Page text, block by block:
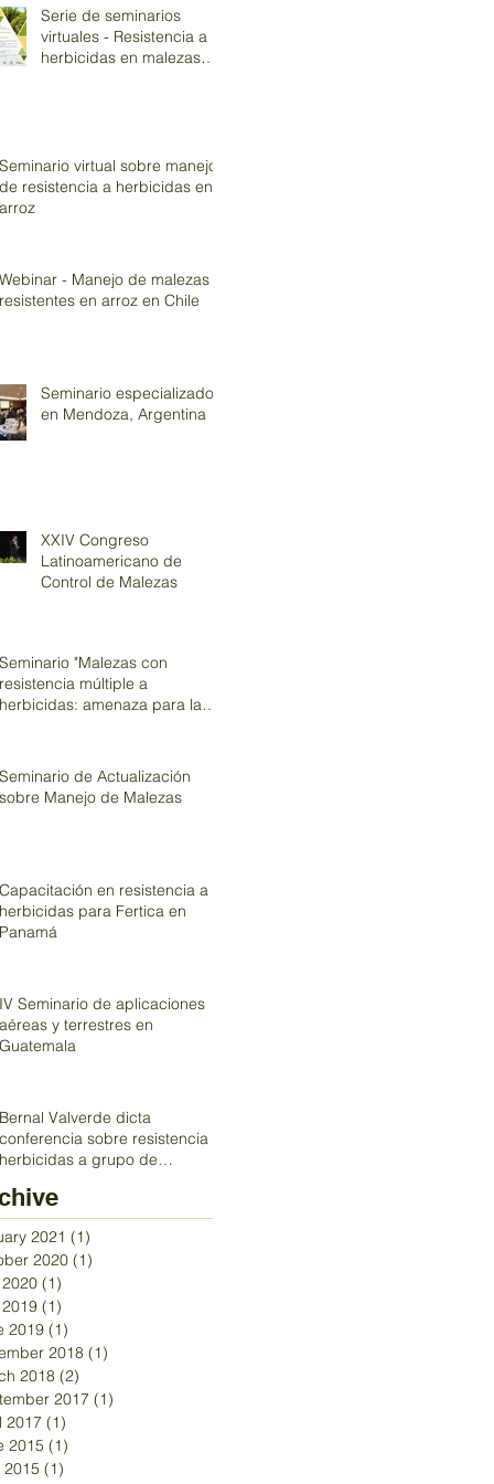
Serie de seminarios
virtuales - Resistencia a
herbicidas en malezas
Seminario virtual sobre manejo
de resistencia a herbicidas en
arroz
Webinar - Manejo de malezas
resistentes en arroz en Chile
Seminario especializado
en Mendoza, Argentina
XXIV Congreso
Latinoamericano de
Control de Malezas
Seminario "Malezas con
resistencia múltiple a
herbicidas: amenaza para la
Seminario de Actualización
sobre Manejo de Malezas
Capacitación en resistencia a
herbicidas para Fertica en
Panamá
IV Seminario de aplicaciones
aéreas y terrestres en
Guatemala
Bernal Valverde dicta
conferencia sobre resistencia a
herbicidas a grupo de
2021 (1)
2020 (1)
(1)
(1)
2019 (1)
2018 (1)
2018 (2)
2017 (1)
2017 (1)
2015 (1)
2015 (1)